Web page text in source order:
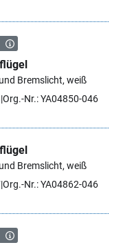
Bremslicht, weiß
Org.-Nr.: YA04850-046
Bremslicht, weiß
Org.-Nr.: YA04862-046